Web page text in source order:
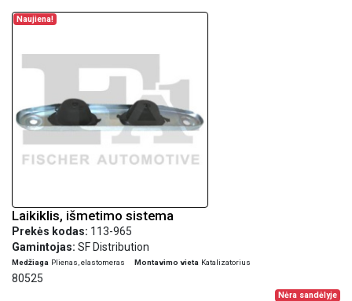
Naujiena!
Laikiklis, išmetimo sistema
Prekės kodas: 113-965
Gamintojas: SF Distribution
Medžiaga Plienas, elastomeras Montavimo vieta Katalizatorius
80525
Nėra sandėlyje